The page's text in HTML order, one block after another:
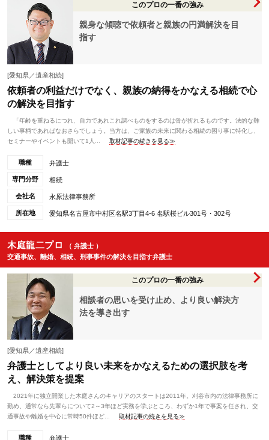
このプロの一番の強み
親身な傾聴で依頼者と親族の円満解決を目
指す
[愛知県／遺産相続]
依頼者の利益だけでなく、親族の納得をかなえる相続で心
の解決を目指す
「年齢を重ねるにつれ、自力であれこれ調べものをするのは骨が折れるものです。法的な難
しい事柄であればなおさらでしょう。当方は、ご家族の未来に関わる相続の困り事に特化し、
セミナーやイベントも開いて1人...
取材記事の続きを見る≫
職種 弁護士
専門分野 相続
会社名 永原法律事務所
所在地 愛知県名古屋市中村区名駅3丁目4-6 名駅桜ビル301号・302号
木庭龍二プロ
（ 弁護士 ）
交通事故、離婚、相続、刑事事件の解決を目指す弁護士
このプロの一番の強み
相談者の思いを受け止め、より良い解決方
法を導き出す
[愛知県／遺産相続]
弁護士としてより良い未来をかなえるための選択肢を考
え、解決策を提案
2021年に独立開業した木庭さんのキャリアのスタートは2011年。刈谷市内の法律事務所に
勤め、通常なら先輩らについて2～3年ほど実務を学ぶところ、わずか1年で事案を任され、交
通事故や離婚を中心に常時50件ほど...
取材記事の続きを見る≫
職種 弁護士